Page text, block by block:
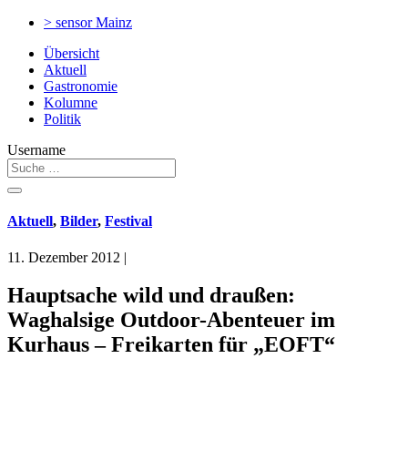
> sensorMainz
Übersicht
Aktuell
Gastronomie
Kolumne
Politik
Username
Aktuell, Bilder, Festival
11. Dezember 2012 |
Hauptsache wild und draußen:
Waghalsige Outdoor-Abenteuer im
Kurhaus – Freikarten für „EOFT“